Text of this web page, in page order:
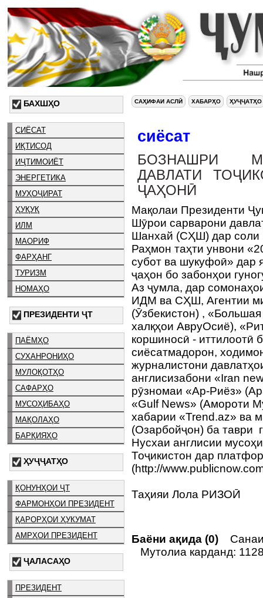
БАХШҲО
СИЁСАТ
ИҚТИСОД
ИҶТИМОИЁТ
ЭНЕРГЕТИКА
МУҲОҶИРАТ
ҲУҚУҚ
ИЛМ
МАОРИФ
ФАРҲАНГ
ТУРИЗМ
НОМАҲО
ПРЕЗИДЕНТИ ҶТ
ПАЁМҲО
СУХАНРОНИҲО
МУЛОҚОТҲО
САФАРҲО
МУСОҲИБАҲО
МАҚОЛАҲО
БАРҚИЯҲО
ҲУҶҶАТҲО
ҚОНУНҲОИ ҶТ
ФАРМОНҲОИ ПРЕЗИДЕНТ
ҚАРОРҲОИ ҲУКУМАТ
АМРҲОИ ПРЕЗИДЕНТ
ҶАЛАСАҲО
ПРЕЗИДЕНТ
САҲИФАИ АСЛӢ ХАБАРҲО ҲУҶҶАТҲО
сиёсат
БОЗНАШРИ
ДАВЛАТИ
ҶАҲОНӢ
Мақолаи Президенти
Шӯрои сарварони
Шанхай (СҲШ) дар соли
Раҳмон таҳти унвони
субот ва шукуфоӣ» дар
ҷаҳон бо забонҳои
Аз ҷумла, дар
ИДМ ва СҲШ, Агентии
(Ӯзбекистон) ,
халқҳои АвруОсиё),
коршиносӣ - иттилоотӣ
сиёсатмадорон,
журналистони
англисизабони «Iran
рӯзномаи «Ар-Риёз»
«Gulf News» (Амороти
хабарии «Trend.az» ва
(Озарбойҷон) ба таври
Нусхаи англисии
Тоҷикистон дар
(http://
Таҳияи Лола РИЗОӢ
Баёни ақида (0)
Мутолиа карданд: